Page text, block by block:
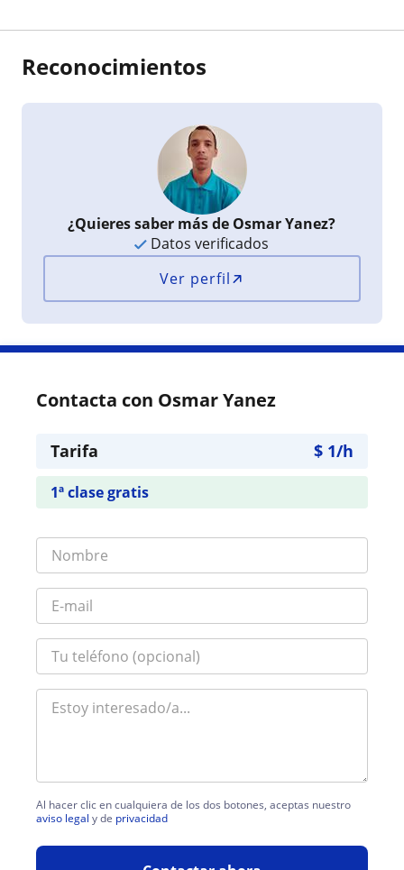
Reconocimientos
¿Quieres saber más de Osmar Yanez?
Datos verificados
Ver perfil
Contacta con Osmar Yanez
Tarifa $ 1/h
1ª clase gratis
Al hacer clic en cualquiera de los dos botones, aceptas nuestro
aviso legal y de privacidad